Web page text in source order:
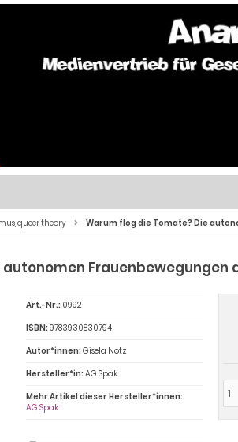
queer theory Warum flog die Tomate? Die
Frauenbewegungen
Art.-Nr.: 0992
ISBN:9783930830794
Autor*innen:Gisela Notz
Hersteller*in:AG Spak
Mehr Artikel dieser Hersteller*innen:
AG Spak